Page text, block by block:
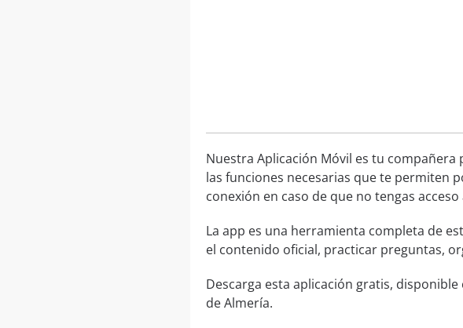
Nuestra Aplicación Móvil es tu
las funciones necesarias que te permiten
conexión en caso de que no tengas acceso
La app es una herramienta completa de
el contenido oficial, practicar preguntas,
Descarga esta aplicación gratis,
de Almería.